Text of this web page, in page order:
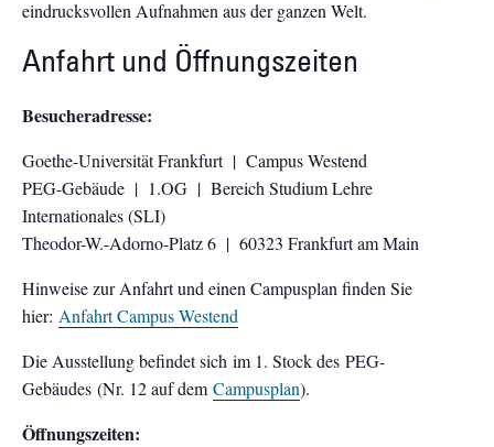
eindrucksvollen Aufnahmen aus der ganzen Welt.
Anfahrt und Öffnungszeiten
Besucheradresse:
Goethe-Universität Frankfurt | Campus Westend
PEG-Gebäude | 1.OG | Bereich Studium Lehre
Internationales (SLI)
Theodor-W.-Adorno-Platz 6 | 60323 Frankfurt am Main
Hinweise zur Anfahrt und einen Campusplan finden Sie
hier: Anfahrt Campus Westend
Die Ausstellung befindet sich im 1. Stock des PEG-
Gebäudes (Nr. 12 auf dem Campusplan).
Öffnungszeiten: